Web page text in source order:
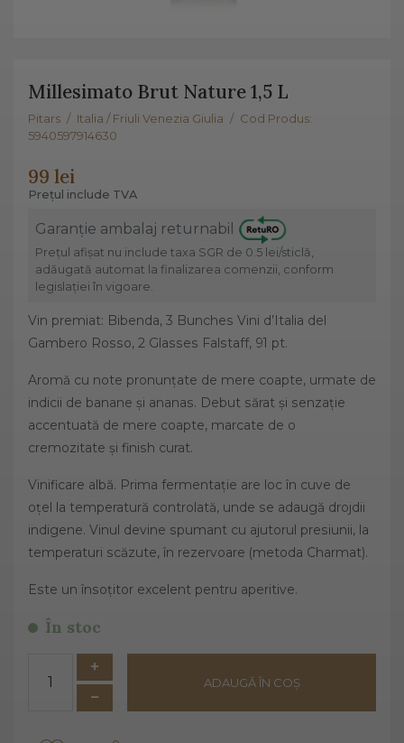
Millesimato Brut Nature 1,5 L
Pitars / Italia / Friuli Venezia Giulia / Cod Produs:
5940597914630
99 lei
Prețul include TVA
Garanție ambalaj returnabil
Prețul afișat nu include taxa SGR de 0.5 lei/sticlă,
adăugată automat la finalizarea comenzii, conform
legislației în vigoare.
Vin premiat: Bibenda, 3 Bunches Vini d’Italia del
Gambero Rosso, 2 Glasses Falstaff, 91 pt.
Aromă cu note pronunțate de mere coapte, urmate de
indicii de banane și ananas. Debut sărat și senzație
accentuată de mere coapte, marcate de o
cremozitate și finish curat.
Vinificare albă. Prima fermentație are loc în cuve de
oțel la temperatură controlată, unde se adaugă drojdii
indigene. Vinul devine spumant cu ajutorul presiunii, la
temperaturi scăzute, în rezervoare (metoda Charmat).
Este un însoțitor excelent pentru aperitive.
În stoc
ADAUGĂ ÎN COȘ